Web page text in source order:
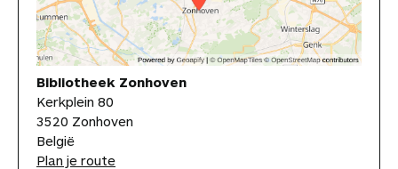
Bibliotheek Zonhoven
Kerkplein 80
3520 Zonhoven
België
Plan je route